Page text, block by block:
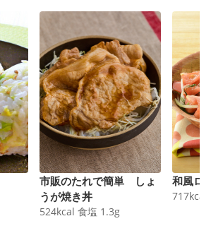
市販のたれで簡単 しょ
うが焼き丼
524kcal 食塩 1.3g
和風ロ
717kcal